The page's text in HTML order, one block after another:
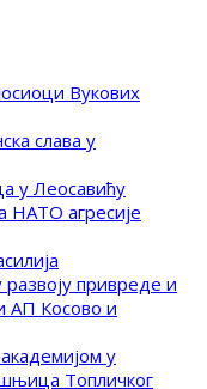
Вукових
слава у
у Леосавићу
НАТО агресије
привреде и
АП Косово и
у
Топличког